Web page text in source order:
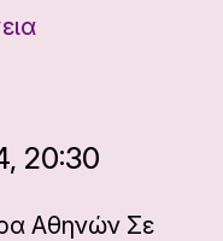
20:30
Αθηνών Σε